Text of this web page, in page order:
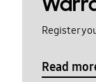
Register
Read